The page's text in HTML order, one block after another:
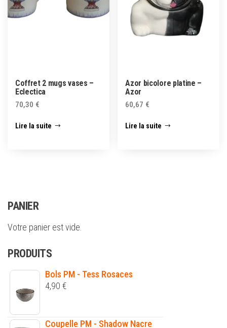
Coffret 2 mugs vases –
Eclectica
70,30 €
Lire la suite
Azor bicolore platine –
Azor
60,67 €
Lire la suite
PANIER
Votre panier est vide.
PRODUITS
Bols PM - Tess Rosaces
4,90 €
Coupelle PM - Shadow Nacre